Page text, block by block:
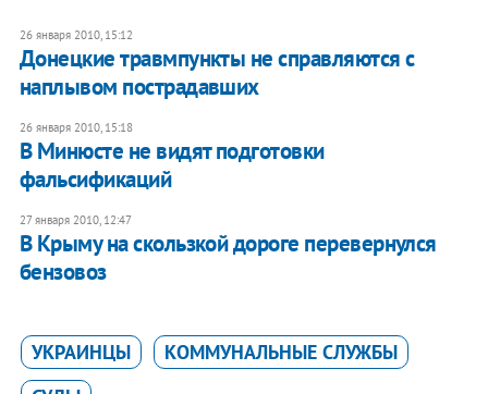
26 января 2010, 15:12
Донецкие травмпункты не справляются с
наплывом пострадавших
26 января 2010, 15:18
В Минюсте не видят подготовки
фальсификаций
27 января 2010, 12:47
В Крыму на скользкой дороге перевернулся
бензовоз
УКРАИНЦЫ
КОММУНАЛЬНЫЕ СЛУЖБЫ